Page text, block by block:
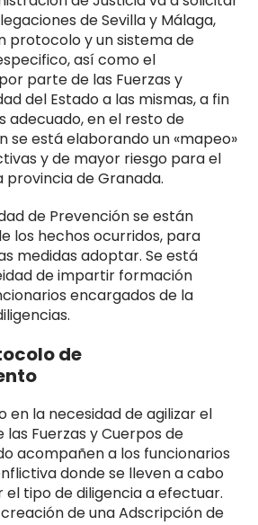
de Sevilla y Málaga,
protocolo y un sistema de
así como el
parte de las Fuerzas y
del Estado a las mismas, a fin
adecuado, en el resto de
se está elaborando un «mapeo»
y de mayor riesgo para el
de Granada.
de Prevención se están
los hechos ocurridos, para
medidas adoptar. Se está
de impartir formación
encargados de la
de
en la necesidad de agilizar el
Fuerzas y Cuerpos de
acompañen a los funcionarios
donde se lleven a cabo
el tipo de diligencia a efectuar.
de una Adscripción de